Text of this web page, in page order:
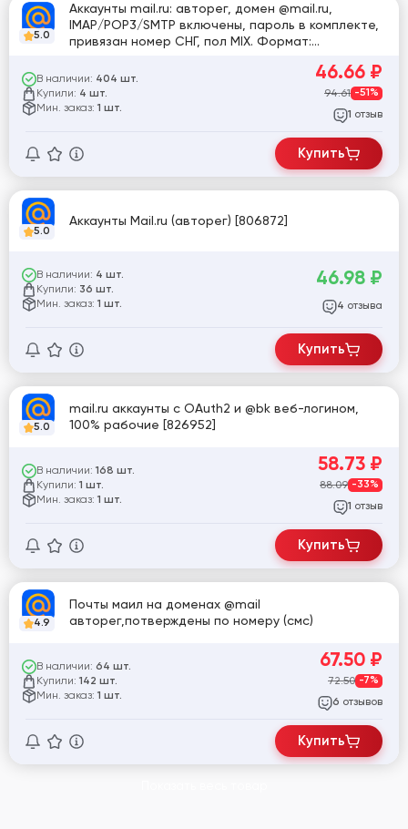
5.0
Аккаунты mail.ru: авторег, домен @mail.ru,
IMAP/POP3/SMTP включены, пароль в комплекте,
привязан номер СНГ, пол MIX. Формат:
В наличии: 404 шт.
Купили: 4 шт.
Мин. заказ: 1 шт.
46.66 ₽
94.61 -51%
1 отзыв
Купить
5.0
Аккаунты Mail.ru (авторег) [806872]
В наличии: 4 шт.
Купили: 36 шт.
Мин. заказ: 1 шт.
46.98 ₽
4 отзыва
Купить
5.0
mail.ru аккаунты с OAuth2 и @bk веб-логином,
100% рабочие [826952]
В наличии: 168 шт.
Купили: 1 шт.
Мин. заказ: 1 шт.
58.73 ₽
88.09 -33%
1 отзыв
Купить
4.9
Почты маил на доменах @mail
авторег,потверждены по номеру (смс)
В наличии: 64 шт.
Купили: 142 шт.
Мин. заказ: 1 шт.
67.50 ₽
72.50 -7%
6 отзывов
Купить